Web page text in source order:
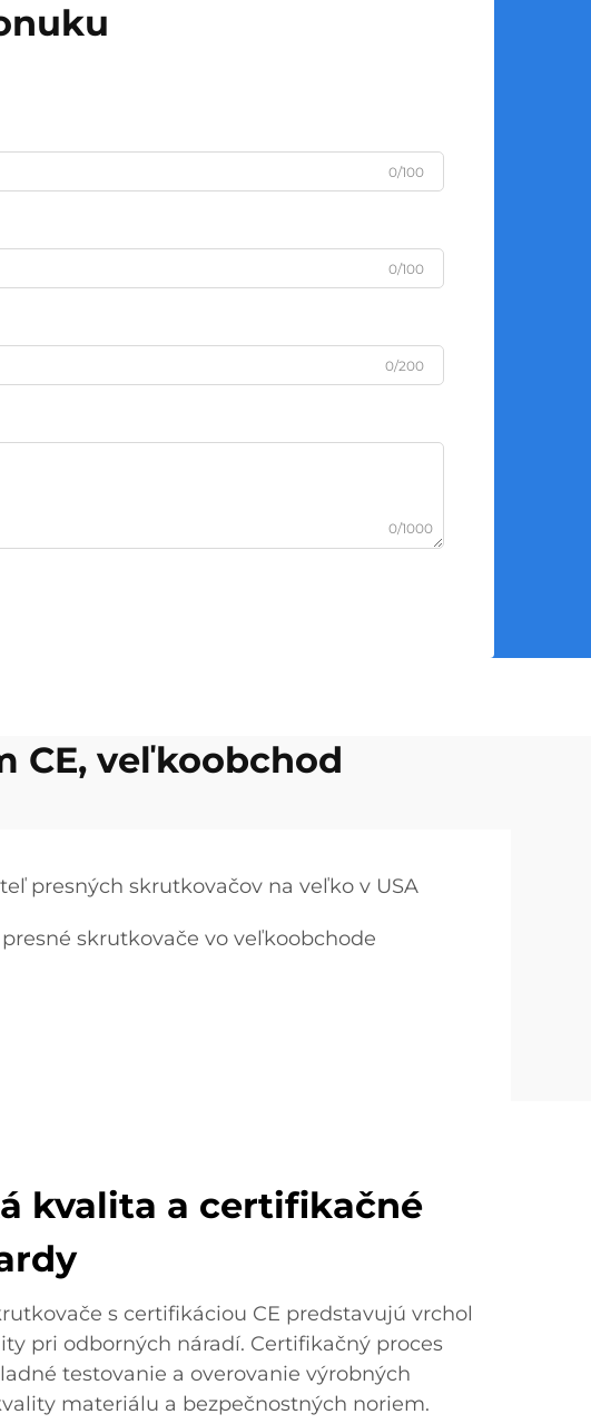
0/100
0/100
0/200
0/1000
CE, veľkoobchod
presných skrutkovačov na veľko v USA
skrutkovače vo veľkoobchode
kvalita a certifikačné
s certifikáciou CE predstavujú vrchol
pri odborných náradí. Certifikačný proces
testovanie a overovanie výrobných
materiálu a bezpečnostných noriem.